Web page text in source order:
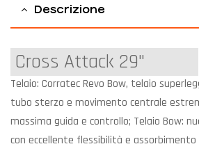
Descrizione
Telaio: Corratec Revo Bow, telaio
tubo sterzo e movimento centrale
massima guida e controllo; Telaio Bow:
con eccellente flessibilità e